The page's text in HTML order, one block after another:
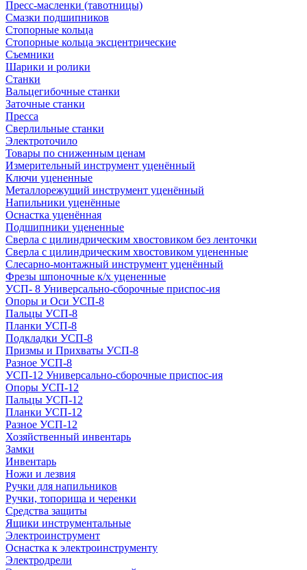
Пресс-масленки (тавотницы)
Смазки подшипников
Стопорные кольца
Стопорные кольца эксцентрические
Съемники
Шарики и ролики
Станки
Вальцегибочные станки
Заточные станки
Пресса
Сверлильные станки
Электроточило
Товары по сниженным ценам
Измерительный инструмент уценённый
Ключи уцененные
Металлорежущий инструмент уценённый
Напильники уценённые
Оснастка уценённая
Подшипники уцененные
Сверла с цилиндрическим хвостовиком без ленточки
Сверла с цилиндрическим хвостовиком уцененные
Слесарно-монтажный инструмент уценённый
Фрезы шпоночные к/х уцененные
УСП- 8 Универсально-сборочные приспос-ия
Опоры и Оси УСП-8
Пальцы УСП-8
Планки УСП-8
Подкладки УСП-8
Призмы и Прихваты УСП-8
Разное УСП-8
УСП-12 Универсально-сборочные приспос-ия
Опоры УСП-12
Пальцы УСП-12
Планки УСП-12
Разное УСП-12
Хозяйственный инвентарь
Замки
Инвентарь
Ножи и лезвия
Ручки для напильников
Ручки, топорища и черенки
Средства защиты
Ящики инструментальные
Электроинструмент
Оснастка к электроинструменту
Электродрели